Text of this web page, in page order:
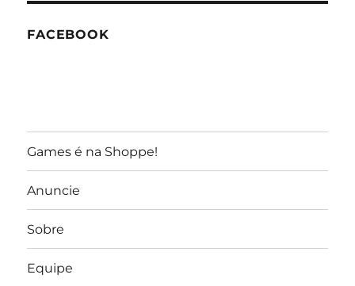
FACEBOOK
Games é na Shoppe!
Anuncie
Sobre
Equipe